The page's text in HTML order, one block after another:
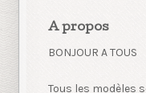
A propos
BONJOUR A TOUS
Tous les modèles